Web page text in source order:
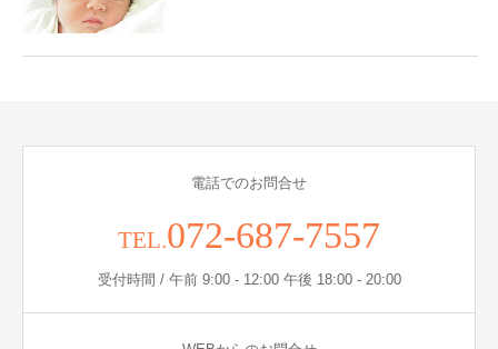
電話でのお問合せ
TEL.072-687-7557
受付時間 / 午前 9:00 - 12:00 午後 18:00 - 20:00